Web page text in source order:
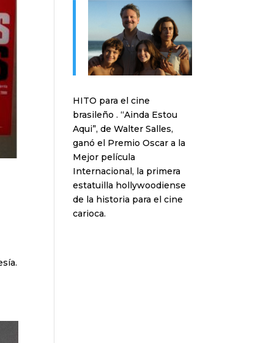
HITO para el cine
brasileño . “Ainda Estou
Aqui”, de Walter Salles,
ganó el Premio Oscar a la
Mejor película
Internacional, la primera
estatuilla hollywoodiense
de la historia para el cine
carioca.